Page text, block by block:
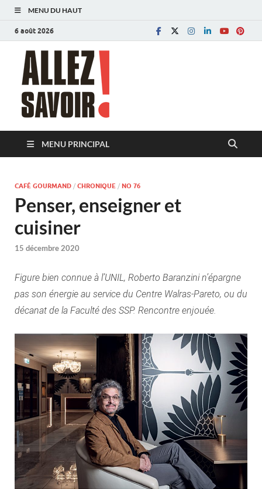
MENU DU HAUT
6 août 2026
MENU PRINCIPAL
CAFÉ GOURMAND / CHRONIQUE / NO 76
Penser, enseigner et
cuisiner
15 décembre 2020
Figure bien connue à l’UNIL, Roberto Baranzini n’épargne
pas son énergie au service du Centre Walras-Pareto, ou du
décanat de la Faculté des SSP. Rencontre enjouée.